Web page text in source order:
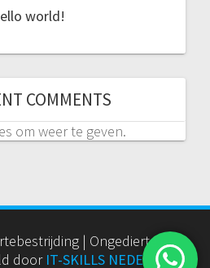
world!
COMMENTS
om weer te geven.
| Ongedierte en
door IT-SKILLS NEDERLAND